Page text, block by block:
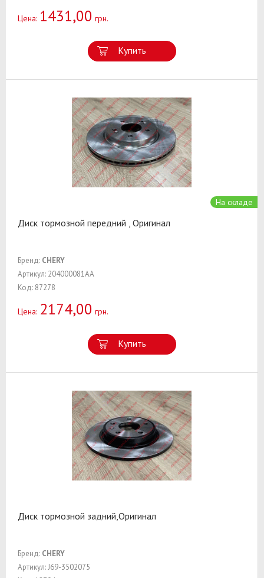
Цена: 1431,00 грн.
Купить
На складе
Диск тормозной передний , Оригинал
Бренд: CHERY
Артикул: 204000081AA
Код: 87278
Цена: 2174,00 грн.
Купить
Диск тормозной задний,Оригинал
Бренд: CHERY
Артикул: J69-3502075